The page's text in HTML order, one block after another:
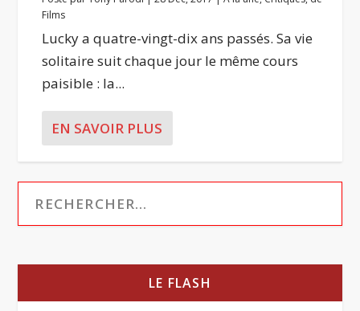
Films
Lucky a quatre-vingt-dix ans passés. Sa vie
solitaire suit chaque jour le même cours
paisible : la...
EN SAVOIR PLUS
LE FLASH